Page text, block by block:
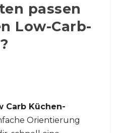
passen
Low-Carb-
Carb Küchen-
Orientierung